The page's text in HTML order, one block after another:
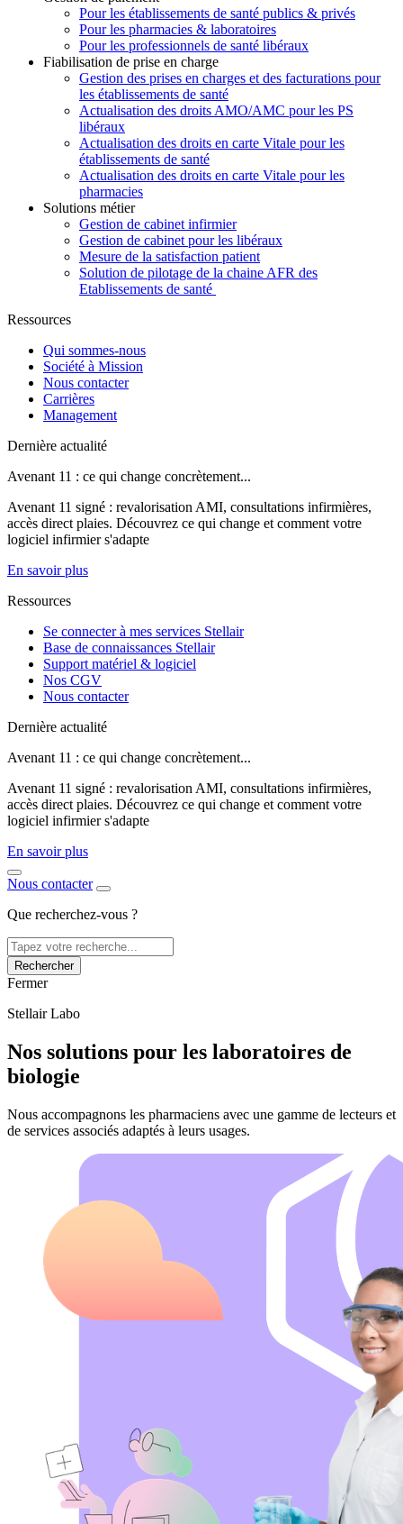
Pour les établissements de santé publics & privés
Pour les pharmacies & laboratoires
Pour les professionnels de santé libéraux
Fiabilisation de prise en charge
Gestion des prises en charges et des facturations pour
les établissements de santé
Actualisation des droits AMO/AMC pour les PS
libéraux
Actualisation des droits en carte Vitale pour les
établissements de santé
Actualisation des droits en carte Vitale pour les
pharmacies
Solutions métier
Gestion de cabinet infirmier
Gestion de cabinet pour les libéraux
Mesure de la satisfaction patient
Solution de pilotage de la chaine AFR des
Etablissements de santé
Ressources
Qui sommes-nous
Société à Mission
Nous contacter
Carrières
Management
Dernière actualité
Avenant 11 : ce qui change concrètement...
Avenant 11 signé : revalorisation AMI, consultations infirmières,
accès direct plaies. Découvrez ce qui change et comment votre
logiciel infirmier s'adapte
En savoir plus
Ressources
Se connecter à mes services Stellair
Base de connaissances Stellair
Support matériel & logiciel
Nos CGV
Nous contacter
Dernière actualité
Avenant 11 : ce qui change concrètement...
Avenant 11 signé : revalorisation AMI, consultations infirmières,
accès direct plaies. Découvrez ce qui change et comment votre
logiciel infirmier s'adapte
En savoir plus
Nous contacter
Que recherchez-vous ?
Rechercher
Fermer
Stellair Labo
Nos solutions pour les laboratoires de
biologie
Nous accompagnons les pharmaciens avec une gamme de lecteurs et
de services associés adaptés à leurs usages.